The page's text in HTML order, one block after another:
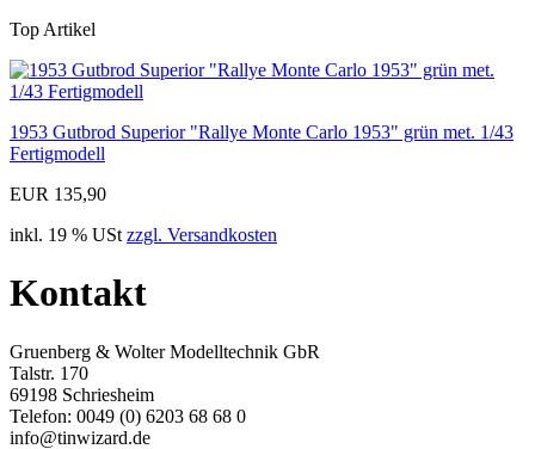
Top Artikel
1953 Gutbrod Superior "Rallye Monte Carlo 1953" grün met. 1/43
Fertigmodell
EUR 135,90
inkl. 19 % USt zzgl. Versandkosten
Kontakt
Gruenberg & Wolter Modelltechnik GbR
Talstr. 170
69198 Schriesheim
Telefon: 0049 (0) 6203 68 68 0
info@tinwizard.de